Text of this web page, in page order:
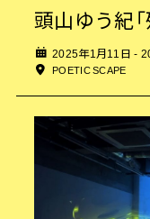
頭山ゆう紀
2025年1月11日 -
POETIC SCAPE